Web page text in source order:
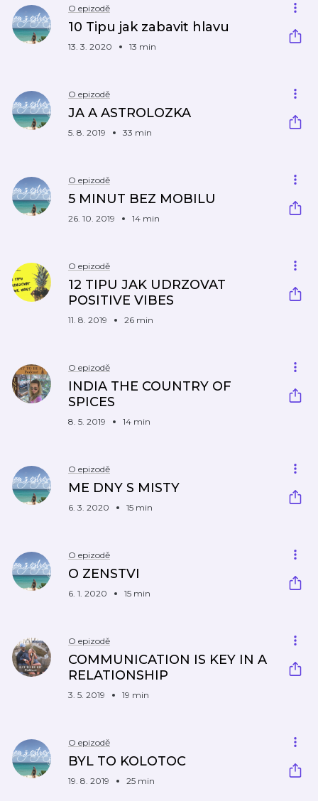
O epizodě
10 Tipu jak zabavit hlavu
13. 3. 2020 13 min
O epizodě
JA A ASTROLOZKA
5. 8. 2019 33 min
O epizodě
5 MINUT BEZ MOBILU
26. 10. 2019 14 min
O epizodě
12 TIPU JAK UDRZOVAT
POSITIVE VIBES
11. 8. 2019 26 min
O epizodě
INDIA THE COUNTRY OF
SPICES
8. 5. 2019 14 min
O epizodě
ME DNY S MISTY
6. 3. 2020 15 min
O epizodě
O ZENSTVI
6. 1. 2020 15 min
O epizodě
COMMUNICATION IS KEY IN A
RELATIONSHIP
3. 5. 2019 19 min
O epizodě
BYL TO KOLOTOC
19. 8. 2019 25 min